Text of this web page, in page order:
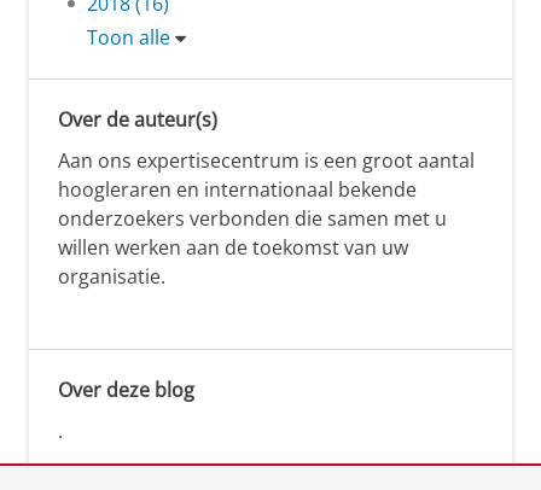
Toon alle
Over de auteur(s)
Aan ons expertisecentrum is een groot aantal
hoogleraren en internationaal bekende
onderzoekers verbonden die samen met u
willen werken aan de toekomst van uw
organisatie.
Over deze blog
.